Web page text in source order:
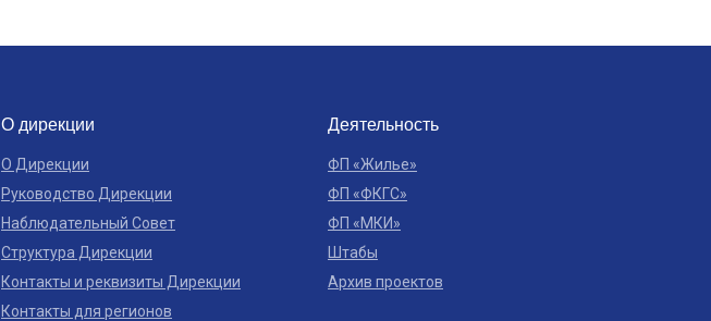
О дирекции
О Дирекции
ФП «ФКГС»
ФП «Жилье»
ФП «МКИ»
Архив проектов
Штабы
Деятельность
Руководство Дирекции
Наблюдательный Совет
Контакты и реквизиты Дирекции
Структура Дирекции
Контакты для регионов